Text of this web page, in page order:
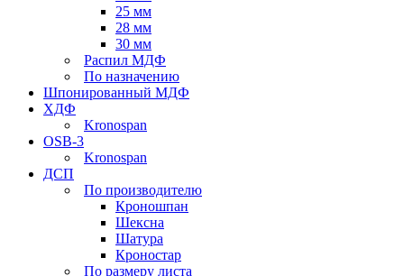
25 мм
28 мм
30 мм
Распил МДФ
По назначению
Шпонированный МДФ
ХДФ
Kronospan
OSB-3
Kronospan
ДСП
По производителю
Кроношпан
Шексна
Шатура
Кроностар
По размеру листа